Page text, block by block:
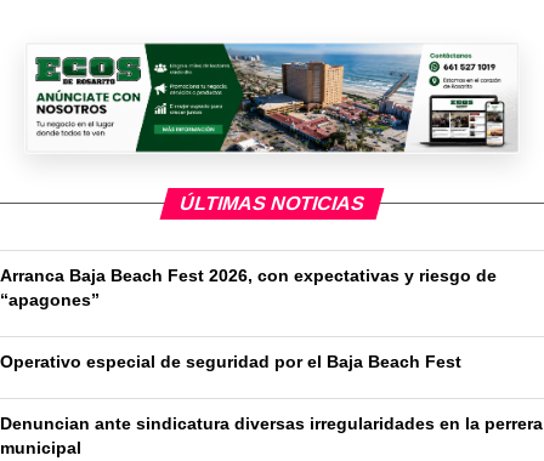
ÚLTIMAS NOTICIAS
Arranca Baja Beach Fest 2026, con expectativas y riesgo de
“apagones”
Operativo especial de seguridad por el Baja Beach Fest
Denuncian ante sindicatura diversas irregularidades en la perrera
municipal